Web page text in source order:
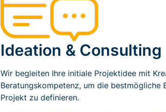
Ideation & Consulting
Wir begleiten Ihre initiale Projektidee mit
Beratungskompetenz, um die bestmögliche
Projekt zu definieren.